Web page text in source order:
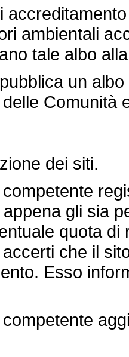
ambientali
tale albo
un
Comunità
dei siti.
gli sia
quota
che il
Esso